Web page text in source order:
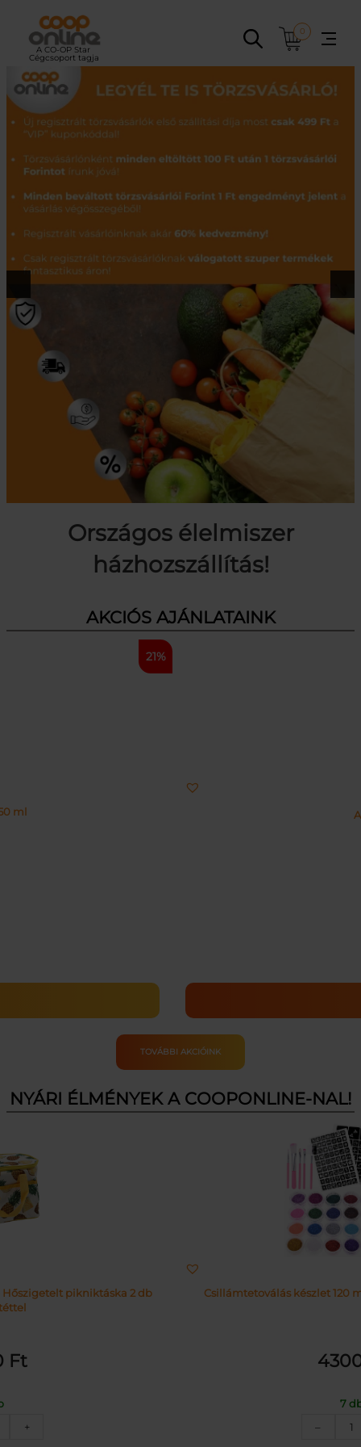
tartalomhoz
0
Országos élelmiszer
házhozszállítás!
AKCIÓS AJÁNLATAINK
21%
ml
TOVÁBBI AKCIÓINK
NYÁRI ÉLMÉNYEK A COOPONLINE-NAL!
Hőszigetelt pikniktáska 2 db
Ft
+
Csillámtetoválás készlet 120
7
–